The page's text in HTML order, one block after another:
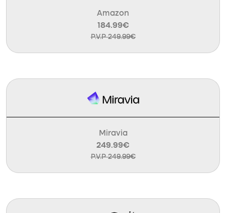
Amazon
184.99€
P.V.P 249.99€
Miravia
249.99€
P.V.P 249.99€